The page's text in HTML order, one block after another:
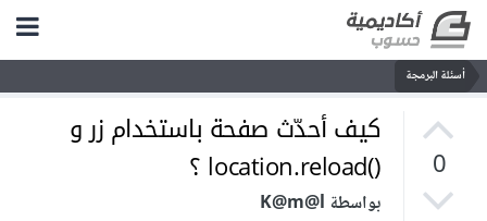
أسئلة البرمجة
0
كيف أحدّث صفحة باستخدام زر و
()location.reload ؟
بواسطة K@m@l